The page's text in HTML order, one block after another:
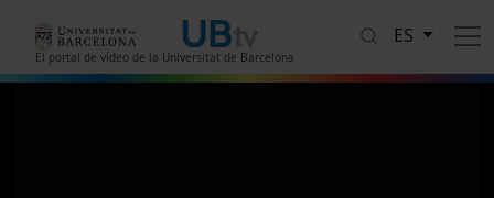
El portal de vídeo de la Universitat de Barcelona
ES